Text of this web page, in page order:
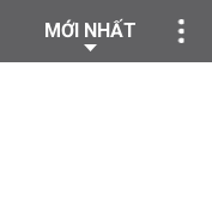
MỚI NHẤT